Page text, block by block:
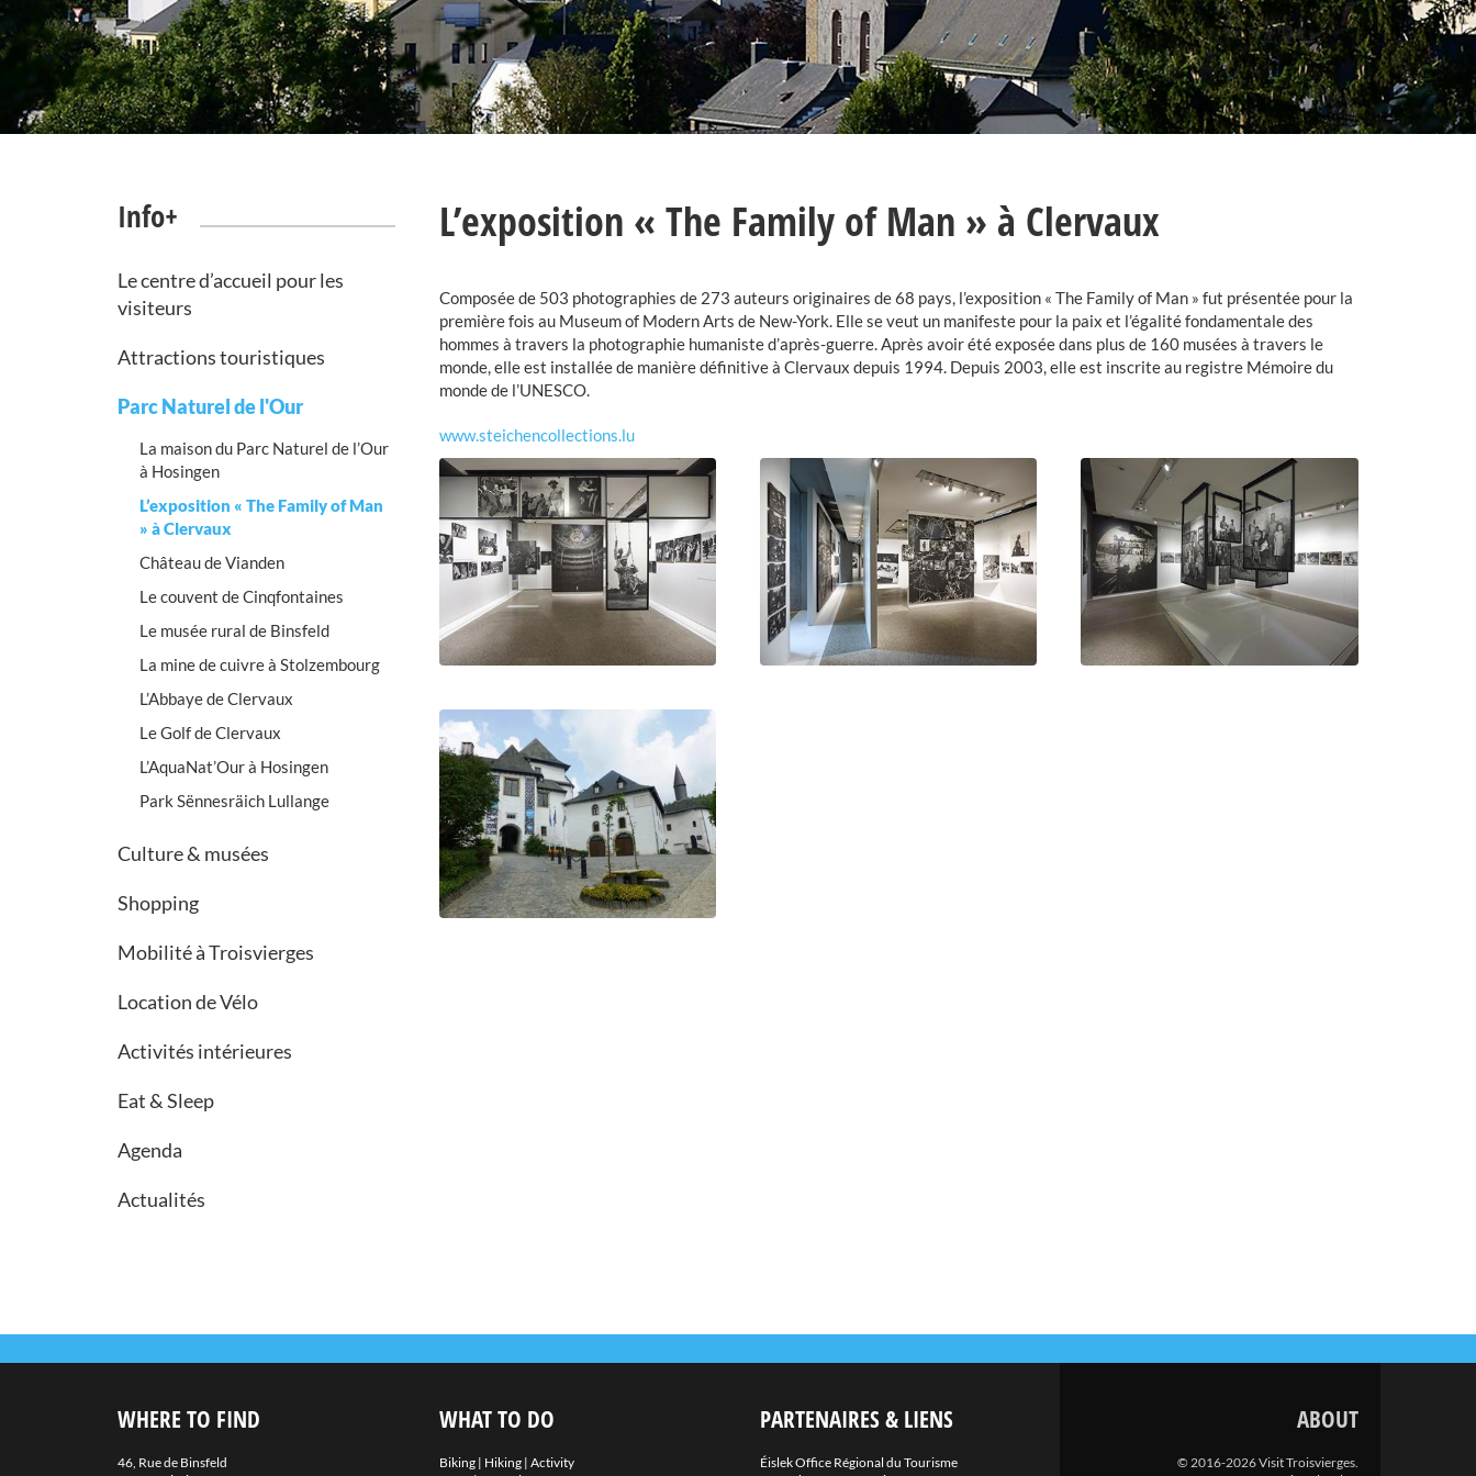
Info+
Le centre d’accueil pour les
visiteurs
Attractions touristiques
Parc Naturel de l'Our
La maison du Parc Naturel de l’Our
à Hosingen
L’exposition « The Family of Man
» à Clervaux
Château de Vianden
Le couvent de Cinqfontaines
Le musée rural de Binsfeld
La mine de cuivre à Stolzembourg
L’Abbaye de Clervaux
Le Golf de Clervaux
L’AquaNat’Our à Hosingen
Park Sënnesräich Lullange
Culture & musées
Shopping
Mobilité à Troisvierges
Location de Vélo
Activités intérieures
Eat & Sleep
Agenda
Actualités
L’exposition « The Family of Man » à Clervaux
Composée de 503 photographies de 273 auteurs originaires de 68 pays, l’exposition « The Family of Man » fut présentée pour la
première fois au Museum of Modern Arts de New-York. Elle se veut un manifeste pour la paix et l’égalité fondamentale des
hommes à travers la photographie humaniste d’après-guerre. Après avoir été exposée dans plus de 160 musées à travers le
monde, elle est installée de manière définitive à Clervaux depuis 1994. Depuis 2003, elle est inscrite au registre Mémoire du
monde de l’UNESCO.
www.steichencollections.lu
WHERE TO FIND
46, Rue de Binsfeld
WHAT TO DO
Biking| Hiking| Activity
PARTENAIRES & LIENS
Éislek Office Régional du Tourisme
ABOUT
© 2016-2026 Visit Troisvierges.